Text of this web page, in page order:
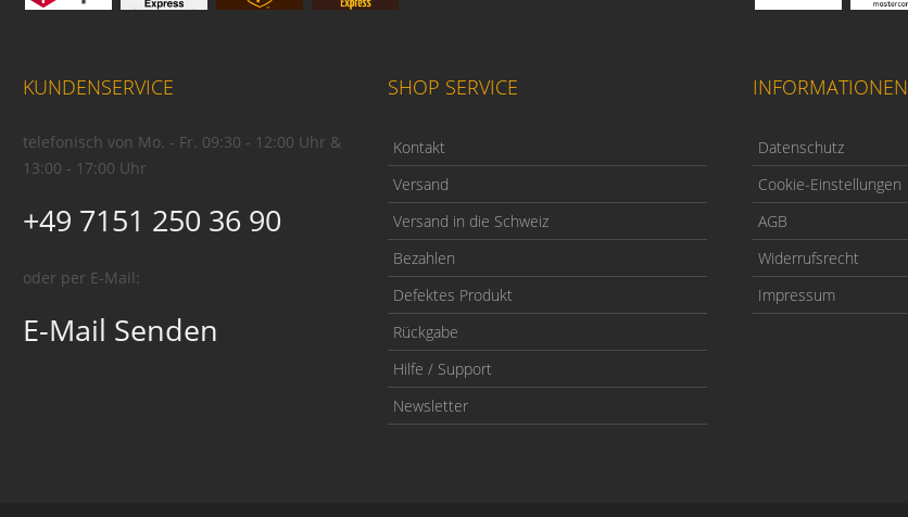
KUNDENSERVICE
telefonisch von Mo. - Fr. 09:30 - 12:00 Uhr &
13:00 - 17:00 Uhr
+49 7151 250 36 90
oder per E-Mail:
E-Mail Senden
SHOP SERVICE
Kontakt
Versand
Versand in die Schweiz
Bezahlen
Defektes Produkt
Rückgabe
Hilfe / Support
Newsletter
INFORMATIONEN
Datenschutz
Cookie-Einstellungen
AGB
Widerrufsrecht
Impressum